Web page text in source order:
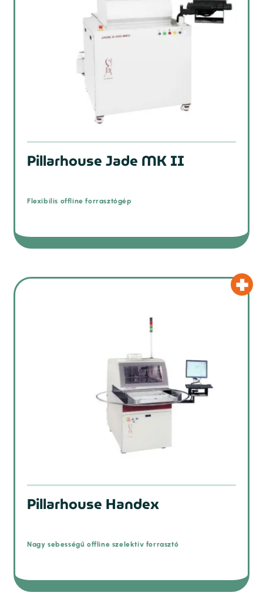
Pillarhouse Jade MK II
Flexibilis offline forrasztógép
Pillarhouse Handex
Nagy sebességű offline szelektív forrasztó